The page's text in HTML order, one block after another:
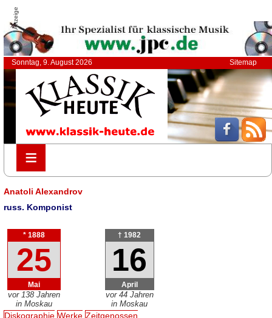
Anzeige
Sonntag, 9. August 2026 Sitemap
≡
≡
Anatoli Alexandrov
russ. Komponist
* 1888
25
Mai
vor 138 Jahren
in Moskau
† 1982
16
April
vor 44 Jahren
in Moskau
Diskographie Werke Zeitgenossen